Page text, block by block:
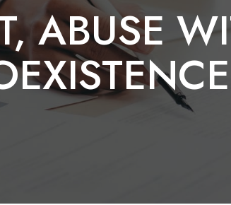
ABUSE